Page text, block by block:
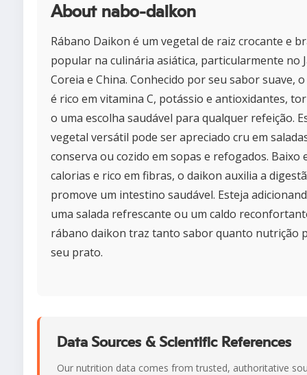
About nabo-daikon
Rábano Daikon é um vegetal de raiz crocante e
popular na culinária asiática, particularmente no
Coreia e China. Conhecido por seu sabor suave,
é rico em vitamina C, potássio e antioxidantes,
o uma escolha saudável para qualquer refeição.
vegetal versátil pode ser apreciado cru em
conserva ou cozido em sopas e refogados. Baixo
calorias e rico em fibras, o daikon auxilia a
promove um intestino saudável. Esteja
uma salada refrescante ou um caldo
rábano daikon traz tanto sabor quanto nutrição
seu prato.
Data Sources & Scientific References
Our nutrition data comes from trusted, authoritative